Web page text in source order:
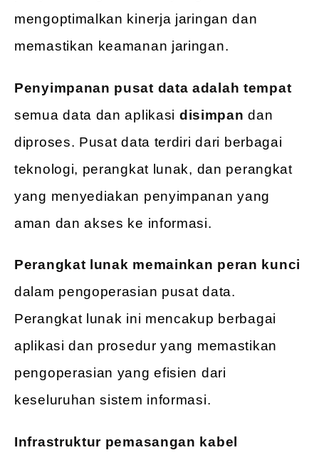
mengoptimalkan kinerja jaringan dan
memastikan keamanan jaringan.
Penyimpanan pusat data adalah tempat
semua data dan aplikasi disimpandan
diproses. Pusat data terdiri dari berbagai
teknologi, perangkat lunak, dan perangkat
yang menyediakan penyimpanan yang
aman dan akses ke informasi.
Perangkat lunak memainkan peran kunci
dalam pengoperasian pusat data.
Perangkat lunak ini mencakup berbagai
aplikasi dan prosedur yang memastikan
pengoperasian yang efisien dari
keseluruhan sistem informasi.
Infrastruktur pemasangan kabel